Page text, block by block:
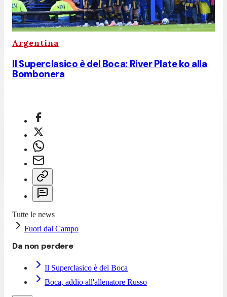
Argentina
Il Superclasico è del Boca: River Plate ko alla
Bombonera
Tutte le news
Fuori dal Campo
Da non perdere
Il Superclasico è del Boca
Boca, addio all'allenatore Russo